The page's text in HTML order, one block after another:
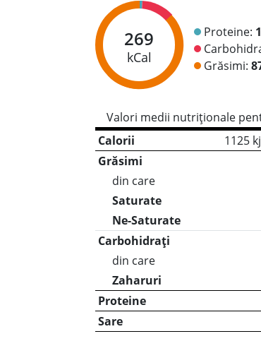
269
kCal
Proteine:
Grăsimi:
Valori medii nutriționale
Calorii
1125
Grăsimi
din care
Saturate
Ne-Saturate
Carbohidrați
din care
Zaharuri
Proteine
Sare